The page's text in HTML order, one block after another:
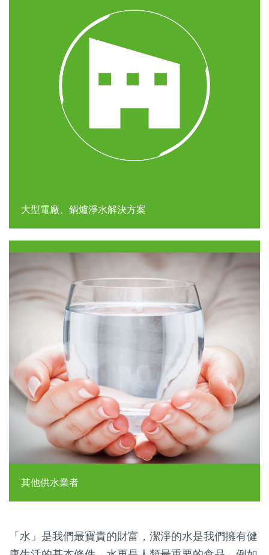
大型電廠、鍋爐淨水解決方案
其他供水業者
「水」是我們最寶貴的財富，潔淨的水是我們擁有健